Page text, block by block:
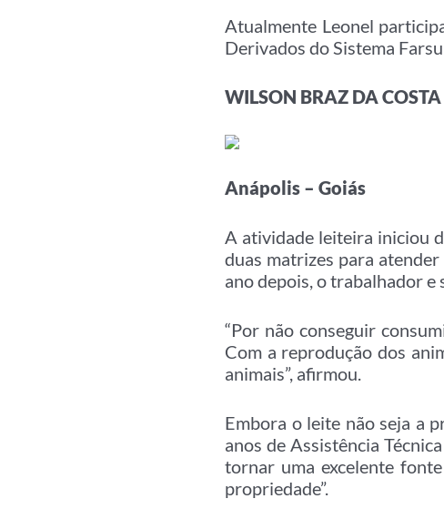
Atualmente Leonel
Derivados do Sistema
WILSON BRAZ DA COSTA
Anápolis – Goiás
A atividade leiteira iniciou
duas matrizes para
ano depois, o trabalhador e
“Por não conseguir
Com a reprodução dos
animais”, afirmou.
Embora o leite não seja a
anos de Assistência
tornar uma excelente
propriedade”.